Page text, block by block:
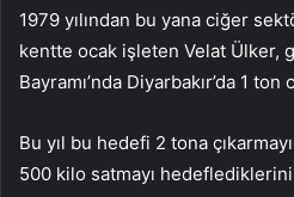
1979 yılından bu yana ciğer
kentte ocak işleten Velat Ülker,
Bayramı’nda Diyarbakır’da 1
Bu yıl bu hedefi 2 tona
500 kilo satmayı